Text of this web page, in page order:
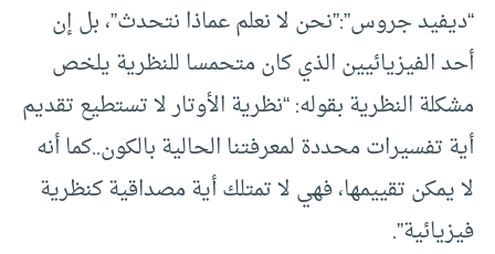
“ديفيد جروس”:”نحن لا نعلم عماذا نتحدث”، بل إن
أحد الفيزيائيين الذي كان متحمسا للنظرية يلخص
مشكلة النظرية بقوله: “نظرية الأوتار لا تستطيع تقديم
أية تفسيرات محددة لمعرفتنا الحالية بالكون..كما أنه
لا يمكن تقييمها، فهي لا تمتلك أية مصداقية كنظرية
فيزيائية”.